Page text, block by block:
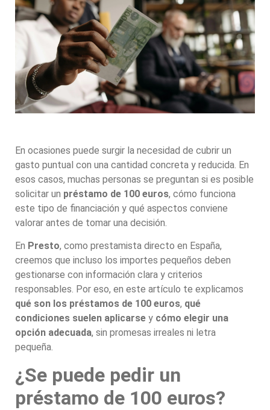
En ocasiones puede surgir la necesidad de cubrir un
gasto puntual con una cantidad concreta y reducida. En
esos casos, muchas personas se preguntan si es posible
solicitar un préstamo de 100 euros, cómo funciona
este tipo de financiación y qué aspectos conviene
valorar antes de tomar una decisión.
En Presto, como prestamista directo en España,
creemos que incluso los importes pequeños deben
gestionarse con información clara y criterios
responsables. Por eso, en este artículo te explicamos
qué son los préstamos de 100 euros, qué
condiciones suelen aplicarse y cómo elegir una
opción adecuada, sin promesas irreales ni letra
pequeña.
¿Se puede pedir un
préstamo de 100 euros?